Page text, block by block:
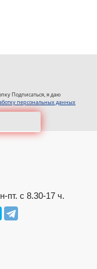
Подписаться, я даю
персональных данных
с 8.30-17 ч.